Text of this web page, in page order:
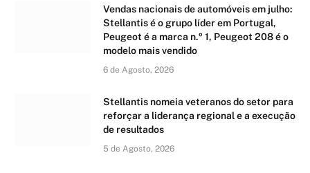
Vendas nacionais de automóveis em julho:
Stellantis é o grupo líder em Portugal,
Peugeot é a marca n.º 1, Peugeot 208 é o
modelo mais vendido
6 de Agosto, 2026
Stellantis nomeia veteranos do setor para
reforçar a liderança regional e a execução
de resultados
5 de Agosto, 2026